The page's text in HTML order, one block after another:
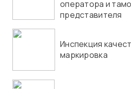
оператора и
представителя
Инспекция
маркировка